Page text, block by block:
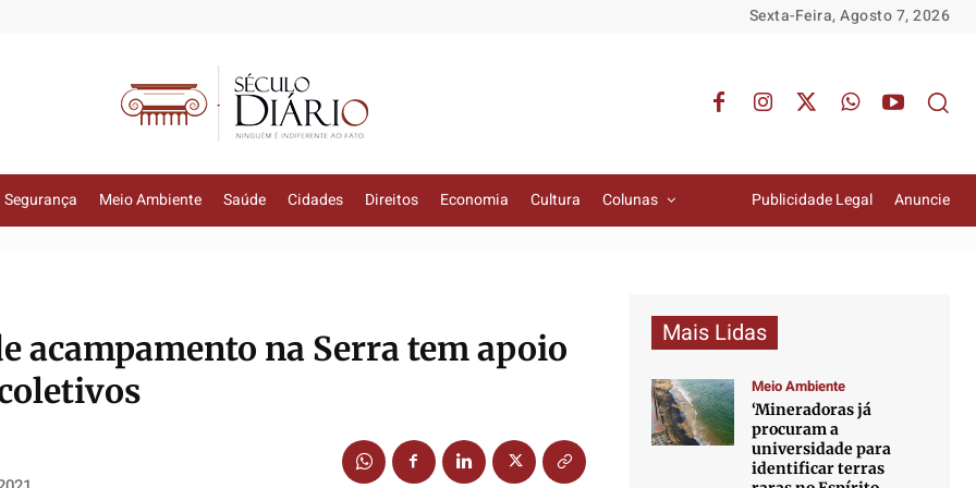
Sexta-Feira, Agosto 7, 2026
Segurança Meio Ambiente Saúde Cidades Direitos Economia Cultura Colunas Publicidade Legal Anuncie
acampamento na Serra tem apoio
Mais Lidas
Meio Ambiente
‘Mineradoras já
procuram a
universidade para
identificar terras